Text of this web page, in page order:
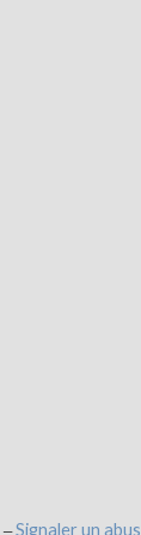
Signaler un abus